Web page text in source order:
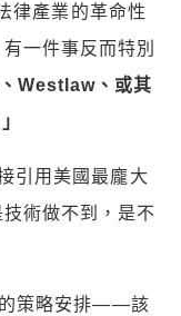
律產業的革命性
一件事反而特別
Westlaw、或其
引用美國最龐大
術做不到，是不
的策略安排——該